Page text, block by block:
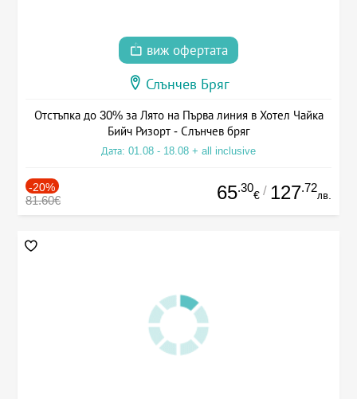
виж офертата
Слънчев Бряг
Отстъпка до 30% за Лято на Първа линия в Хотел Чайка
Бийч Ризорт - Слънчев бряг
Дата: 01.08 - 18.08 + all inclusive
-20%
81.60€ 65.30
€ / 127.72
лв.